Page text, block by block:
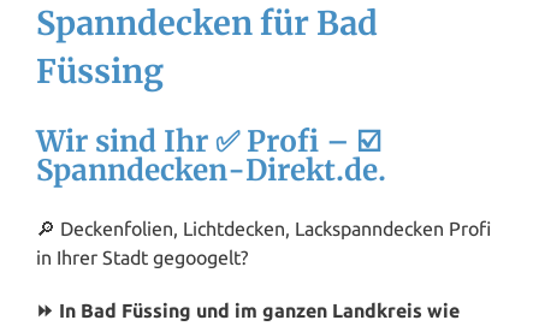
Spanndecken für Bad
Füssing
Wir sind Ihr ✅ Profi – ☑️
Spanndecken-Direkt.de.
🔎 Deckenfolien, Lichtdecken, Lackspanndecken Profi
in Ihrer Stadt gegoogelt?
⏩ In Bad Füssing und im ganzen Landkreis wie